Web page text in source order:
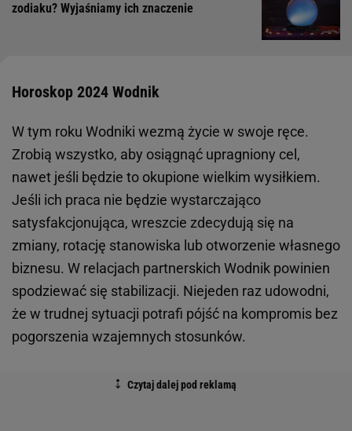
zodiaku? Wyjaśniamy ich znaczenie
Horoskop 2024 Wodnik
W tym roku Wodniki wezmą życie w swoje ręce.
Zrobią wszystko, aby osiągnąć upragniony cel,
nawet jeśli będzie to okupione wielkim wysiłkiem.
Jeśli ich praca nie będzie wystarczająco
satysfakcjonująca, wreszcie zdecydują się na
zmiany, rotację stanowiska lub otworzenie własnego
biznesu. W relacjach partnerskich Wodnik powinien
spodziewać się stabilizacji. Niejeden raz udowodni,
że w trudnej sytuacji potrafi pójść na kompromis bez
pogorszenia wzajemnych stosunków.